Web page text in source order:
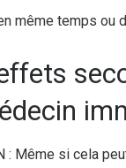
même temps ou
: Même si cela